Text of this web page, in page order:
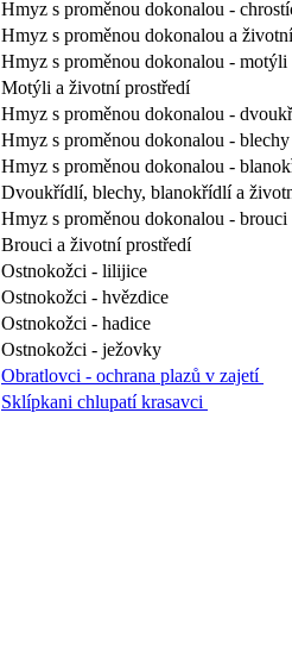
Hmyz s proměnou dokonalou -
Hmyz s proměnou dokonalou a
Hmyz s proměnou dokonalou - motýli
Motýli a životní prostředí
Hmyz s proměnou dokonalou -
Hmyz s proměnou dokonalou - blechy
Hmyz s proměnou dokonalou -
Dvoukřídlí, blechy, blanokřídlí a
Hmyz s proměnou dokonalou - brouci
Brouci a životní prostředí
Ostnokožci - lilijice
Ostnokožci - hvězdice
Ostnokožci - hadice
Ostnokožci - ježovky
Obratlovci - ochrana plazů v zajetí
Sklípkani chlupatí krasavci